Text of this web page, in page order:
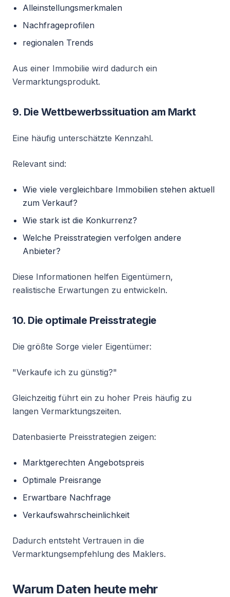
Alleinstellungsmerkmalen
Nachfrageprofilen
regionalen Trends
Aus einer Immobilie wird dadurch ein
Vermarktungsprodukt.
9. Die Wettbewerbssituation am Markt
Eine häufig unterschätzte Kennzahl.
Relevant sind:
Wie viele vergleichbare Immobilien stehen aktuell
zum Verkauf?
Wie stark ist die Konkurrenz?
Welche Preisstrategien verfolgen andere
Anbieter?
Diese Informationen helfen Eigentümern,
realistische Erwartungen zu entwickeln.
10. Die optimale Preisstrategie
Die größte Sorge vieler Eigentümer:
"Verkaufe ich zu günstig?"
Gleichzeitig führt ein zu hoher Preis häufig zu
langen Vermarktungszeiten.
Datenbasierte Preisstrategien zeigen:
Marktgerechten Angebotspreis
Optimale Preisrange
Erwartbare Nachfrage
Verkaufswahrscheinlichkeit
Dadurch entsteht Vertrauen in die
Vermarktungsempfehlung des Maklers.
Warum Daten heute mehr